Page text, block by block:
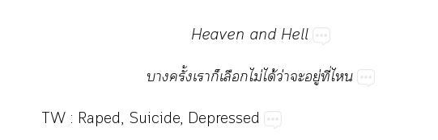
Heaven​and​Hell
​ั้​​​​ไม่​ได้​ว่​​ู่​ี่​
TW​:​Raped,​Suicide,​Depressed